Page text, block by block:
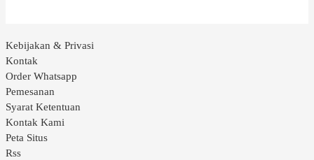
Kebijakan & Privasi
Kontak
Order Whatsapp
Pemesanan
Syarat Ketentuan
Kontak Kami
Peta Situs
Rss